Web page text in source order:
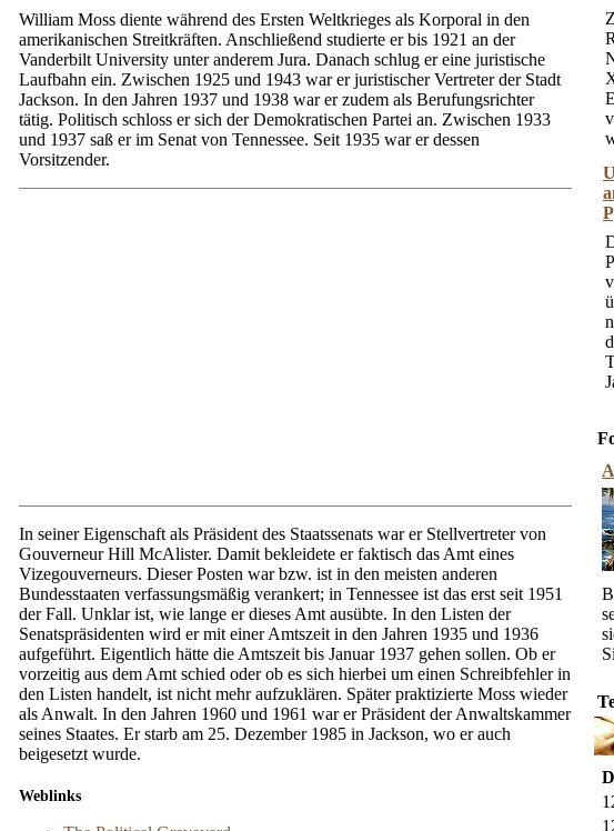
William Moss diente während des Ersten Weltkrieges als Korporal in den
amerikanischen Streitkräften. Anschließend studierte er bis 1921 an der
Vanderbilt University unter anderem Jura. Danach schlug er eine juristische
Laufbahn ein. Zwischen 1925 und 1943 war er juristischer Vertreter der Stadt
Jackson. In den Jahren 1937 und 1938 war er zudem als Berufungsrichter
tätig. Politisch schloss er sich der Demokratischen Partei an. Zwischen 1933
und 1937 saß er im Senat von Tennessee. Seit 1935 war er dessen
Vorsitzender.
In seiner Eigenschaft als Präsident des Staatssenats war er Stellvertreter von
Gouverneur Hill McAlister. Damit bekleidete er faktisch das Amt eines
Vizegouverneurs. Dieser Posten war bzw. ist in den meisten anderen
Bundesstaaten verfassungsmäßig verankert; in Tennessee ist das erst seit 1951
der Fall. Unklar ist, wie lange er dieses Amt ausübte. In den Listen der
Senatspräsidenten wird er mit einer Amtszeit in den Jahren 1935 und 1936
aufgeführt. Eigentlich hätte die Amtszeit bis Januar 1937 gehen sollen. Ob er
vorzeitig aus dem Amt schied oder ob es sich hierbei um einen Schreibfehler in
den Listen handelt, ist nicht mehr aufzuklären. Später praktizierte Moss wieder
als Anwalt. In den Jahren 1960 und 1961 war er Präsident der Anwaltskammer
seines Staates. Er starb am 25. Dezember 1985 in Jackson, wo er auch
beigesetzt wurde.
Weblinks